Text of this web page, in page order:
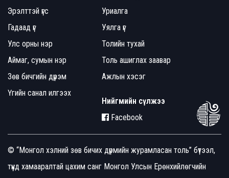
Эрэлттэй үгс
Гадаад үг
Улс орны нэр
Аймаг, сумын нэр
Зөв бичгийн дүрэм
Үгийн санал илгээх
Уриалга
Уялга үг
Толийн тухай
Толь ашиглах заавар
Ажлын хэсэг
Нийгмийн сүлжээ
Facebook
© “Монгол хэлний зөв бичих дүрмийн журамласан толь” бүтээл,
түүнд хамааралтай цахим санг Монгол Улсын Ерөнхийлөгчийн